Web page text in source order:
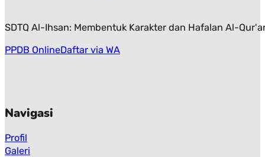
SDTQ Al-Ihsan: Membentuk Karakter dan Hafalan Al-
PPDB OnlineDaftar via WA
Navigasi
Profil
Galeri